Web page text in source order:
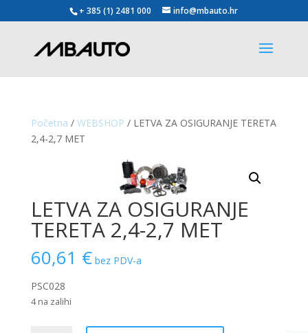
+ 385 (1) 2481 000 info@mbauto.hr
Početna / WEBSHOP / LETVA ZA OSIGURANJE TERETA
2,4-2,7 MET
LETVA ZA OSIGURANJE
TERETA 2,4-2,7 MET
60,61 € bez PDV-a
PSC028
4 na zalihi